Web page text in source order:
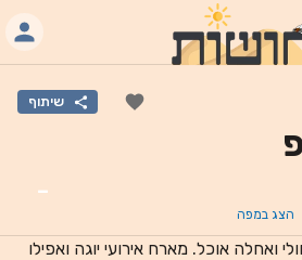
שיתוף
הצג במפה
-
ואחלה אוכל. מארח אירועי יוגה ואפילו